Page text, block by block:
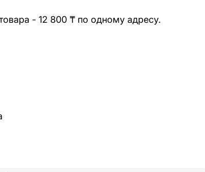
- 12 800 ₸ по одному адресу.